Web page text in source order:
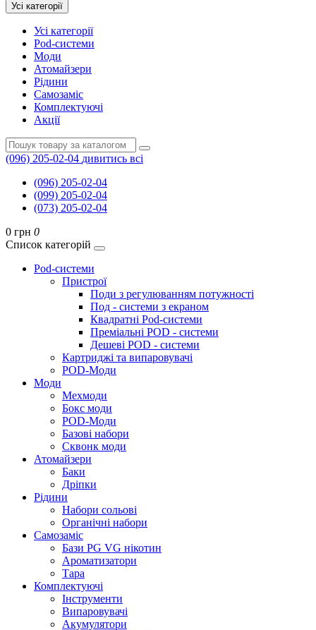
Усі категорії
Усі категорії
Pod-системи
Моди
Атомайзери
Рідини
Самозаміс
Комплектуючі
Акції
(096) 205-02-04 дивитись всі
(096) 205-02-04
(099) 205-02-04
(073) 205-02-04
0 грн 0
Список категорій
Pod-системи
Пристрої
Поди з регулюванням потужності
Под - системи з екраном
Квадратні Pod-системи
Преміальні POD - системи
Дешеві POD - системи
Картриджі та випаровувачі
POD-Моди
Моди
Мехмоди
Бокс моди
POD-Моди
Базові набори
Сквонк моди
Атомайзери
Баки
Дріпки
Рідини
Набори сольові
Органічні набори
Самозаміс
Бази PG VG нікотин
Ароматизатори
Тара
Комплектуючі
Інструменти
Випаровувачі
Акумулятори